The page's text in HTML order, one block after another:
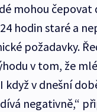
mohou
hodin staré a
požadavky.
v tom, že
když v dnešní
negativně,“